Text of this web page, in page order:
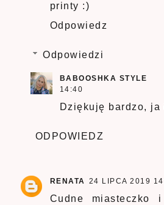
printy :)
Odpowiedz
Odpowiedzi
BABOOSHKA STYLE
14:40
Dziękuję bardzo, ja
ODPOWIEDZ
RENATA 24 LIPCA 2019
Cudne miasteczko